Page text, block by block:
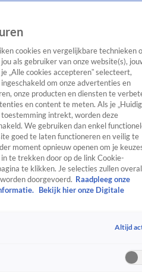
TV Algemeen
Tip
RealityCrimeVideo's
cookies en vergelijkbare technieken
als gebruiker van onze website(s),
„Alle cookies accepteren” selecteert,
om onze advertenties en
onze producten en diensten te
en content te meten. Als je
toestemming intrekt, worden deze
We gebruiken dan enkel
goed te laten functioneren en veilig te
moment opnieuw openen om je
te trekken door op de link Cookie-
te klikken. Je selecties zullen overal
doorgevoerd. Raadpleeg onze
Bekijk hier onze Digitale
Altijd